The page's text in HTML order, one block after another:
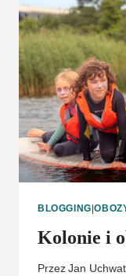
BLOGGING|
Kolonie i
Przez Jan Uchwat